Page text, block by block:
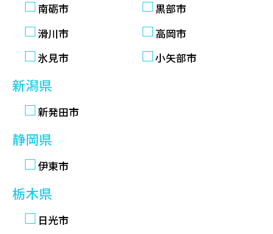
南砺市
黒部市
滑川市
高岡市
氷見市
小矢部市
新潟県
新発田市
静岡県
伊東市
栃木県
日光市